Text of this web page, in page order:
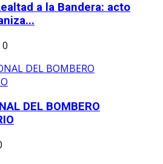
a la Bandera: acto
0
DEL BOMBERO